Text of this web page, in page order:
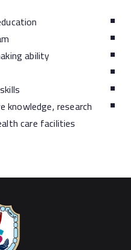
ability.
research
care facilities